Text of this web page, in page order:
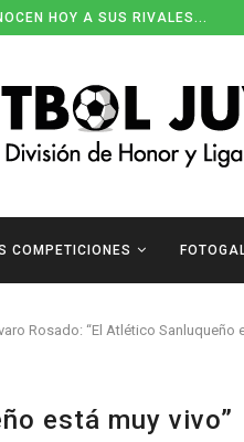
DIVISIÓN DE HONOR
COMPETICIONES
Rosado: “El Atlético Sanluqueño
está muy vivo”